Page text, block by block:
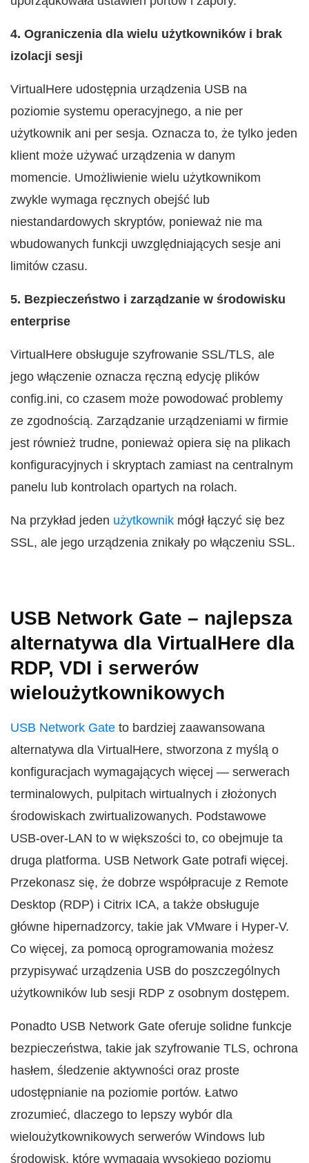
4. Ograniczenia dla wielu użytkowników i brak
izolacji sesji
VirtualHere udostępnia urządzenia USB na
poziomie systemu operacyjnego, a nie per
użytkownik ani per sesja. Oznacza to, że tylko jeden
klient może używać urządzenia w danym
momencie. Umożliwienie wielu użytkownikom
zwykle wymaga ręcznych obejść lub
niestandardowych skryptów, ponieważ nie ma
wbudowanych funkcji uwzględniających sesje ani
limitów czasu.
5. Bezpieczeństwo i zarządzanie w środowisku
enterprise
VirtualHere obsługuje szyfrowanie SSL/TLS, ale
jego włączenie oznacza ręczną edycję plików
config.ini, co czasem może powodować problemy
ze zgodnością. Zarządzanie urządzeniami w firmie
jest również trudne, ponieważ opiera się na plikach
konfiguracyjnych i skryptach zamiast na centralnym
panelu lub kontrolach opartych na rolach.
Na przykład jeden użytkownik mógł łączyć się bez
SSL, ale jego urządzenia znikały po włączeniu SSL.
USB Network Gate – najlepsza
alternatywa dla VirtualHere dla
RDP, VDI i serwerów
wieloużytkownikowych
USB Network Gate to bardziej zaawansowana
alternatywa dla VirtualHere, stworzona z myślą o
konfiguracjach wymagających więcej — serwerach
terminalowych, pulpitach wirtualnych i złożonych
środowiskach zwirtualizowanych. Podstawowe
USB-over-LAN to w większości to, co obejmuje ta
druga platforma. USB Network Gate potrafi więcej.
Przekonasz się, że dobrze współpracuje z Remote
Desktop (RDP) i Citrix ICA, a także obsługuje
główne hipernadzorcy, takie jak VMware i Hyper-V.
Co więcej, za pomocą oprogramowania możesz
przypisywać urządzenia USB do poszczególnych
użytkowników lub sesji RDP z osobnym dostępem.
Ponadto USB Network Gate oferuje solidne funkcje
bezpieczeństwa, takie jak szyfrowanie TLS, ochrona
hasłem, śledzenie aktywności oraz proste
udostępnianie na poziomie portów. Łatwo
zrozumieć, dlaczego to lepszy wybór dla
wieloużytkownikowych serwerów Windows lub
środowisk, które wymagają wysokiego poziomu